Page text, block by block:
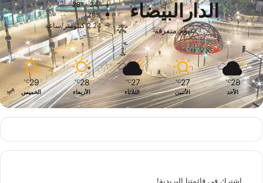
الدارالبيضاء
غيوم متفرقة
28º - 24º
78%
2.24 كيلومتر/ساعة
28
℃
الأحد
27
℃
الأثنين
27
℃
الثلاثاء
28
℃
الأربعاء
29
℃
الخميس
اشترك في قائمتنا البريدية!